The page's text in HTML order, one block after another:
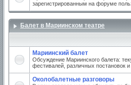
зарегистрированным на форуме
Балет в Мариинском театре
Мариинский балет
Обсуждение Мариинского балета:
фестивалей, различных постановок и
Околобалетные разговоры